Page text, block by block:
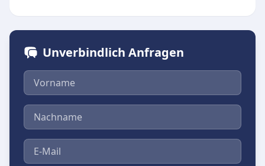
Unverbindlich Anfragen
Vorname
Nachname
E-Mail